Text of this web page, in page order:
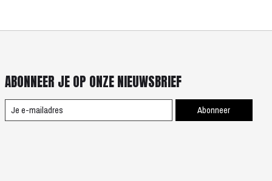
ABONNEER JE OP ONZE NIEUWSBRIEF
Abonneer